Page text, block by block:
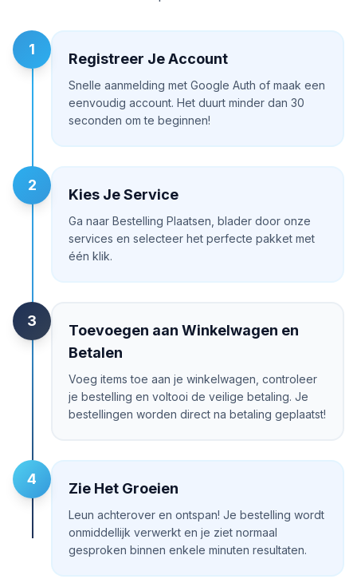
1
Registreer Je Account
Snelle aanmelding met Google Auth of maak een
eenvoudig account. Het duurt minder dan 30
seconden om te beginnen!
2
Kies Je Service
Ga naar Bestelling Plaatsen, blader door onze
services en selecteer het perfecte pakket met
één klik.
3
Toevoegen aan Winkelwagen en
Betalen
Voeg items toe aan je winkelwagen, controleer
je bestelling en voltooi de veilige betaling. Je
bestellingen worden direct na betaling geplaatst!
4
Zie Het Groeien
Leun achterover en ontspan! Je bestelling wordt
onmiddellijk verwerkt en je ziet normaal
gesproken binnen enkele minuten resultaten.